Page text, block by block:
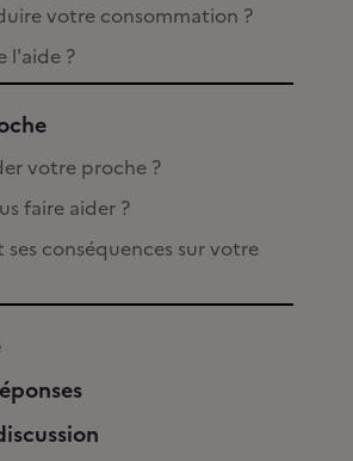
votre consommation ?
l'aide ?
votre proche ?
faire aider ?
conséquences sur votre